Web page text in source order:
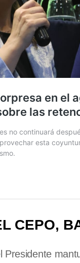
CEPO,